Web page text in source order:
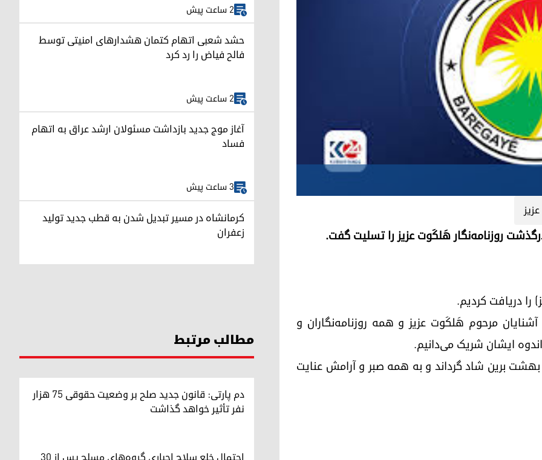
را دریافت کردیم.
مرحوم هَلکَوت عزیز و همه روزنامه‌نگاران و
ایشان شریک می‌دانیم.
برین شاد گرداند و به همه صبر و آرامش عنایت
2 ساعت پیش
حشد شعبی اتهام کتمان هشدارهای امنیتی توسط
فالح فیاض را رد کرد
2 ساعت پیش
آغاز موج جدید بازداشت مسئولان ارشد عراق به اتهام
فساد
3 ساعت پیش
کرمانشاه در مسیر تبدیل شدن به قطب جدید تولید
زعفران
مطالب مرتبط
دم پارتی: قانون جدید صلح بر وضعیت حقوقی ۷۵ هزار
نفر تأثیر خواهد گذاشت